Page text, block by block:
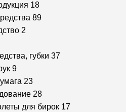
18
89
2
губки 37
9
23
28
для бирок 17